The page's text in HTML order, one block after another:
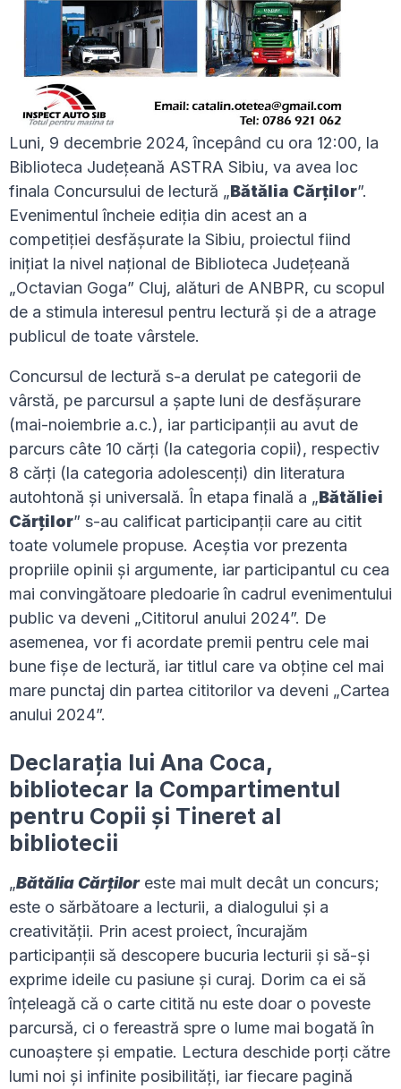
Luni, 9 decembrie 2024, începând cu ora 12:00, la
Biblioteca Județeană ASTRA Sibiu, va avea loc
finala Concursului de lectură „Bătălia Cărţilor”.
Evenimentul încheie ediția din acest an a
competiției desfășurate la Sibiu, proiectul fiind
inițiat la nivel național de Biblioteca Județeană
„Octavian Goga” Cluj, alături de ANBPR, cu scopul
de a stimula interesul pentru lectură și de a atrage
publicul de toate vârstele.
Concursul de lectură s-a derulat pe categorii de
vârstă, pe parcursul a șapte luni de desfășurare
(mai-noiembrie a.c.), iar participanții au avut de
parcurs câte 10 cărți (la categoria copii), respectiv
8 cărți (la categoria adolescenți) din literatura
autohtonă şi universală. În etapa finală a „Bătăliei
Cărților” s-au calificat participanții care au citit
toate volumele propuse. Aceștia vor prezenta
propriile opinii și argumente, iar participantul cu cea
mai convingătoare pledoarie în cadrul evenimentului
public va deveni „Cititorul anului 2024”. De
asemenea, vor fi acordate premii pentru cele mai
bune fișe de lectură, iar titlul care va obține cel mai
mare punctaj din partea cititorilor va deveni „Cartea
anului 2024”.
Declarația lui Ana Coca,
bibliotecar la Compartimentul
pentru Copii și Tineret al
bibliotecii
„Bătălia Cărțiloreste mai mult decât un concurs;
este o sărbătoare a lecturii, a dialogului și a
creativității. Prin acest proiect, încurajăm
participanții să descopere bucuria lecturii și să-și
exprime ideile cu pasiune și curaj. Dorim ca ei să
înțeleagă că o carte citită nu este doar o poveste
parcursă, ci o fereastră spre o lume mai bogată în
cunoaștere și empatie. Lectura deschide porți către
lumi noi și infinite posibilități, iar fiecare pagină